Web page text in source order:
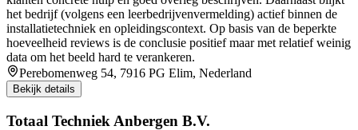
het bedrijf (volgens een leerbedrijvenvermelding) actief binnen de
installatietechniek en opleidingscontext. Op basis van de beperkte
hoeveelheid reviews is de conclusie positief maar met relatief weinig
data om het beeld hard te verankeren.
Perebomenweg 54, 7916 PG Elim, Nederland
Bekijk details
Totaal Techniek Anbergen B.V.